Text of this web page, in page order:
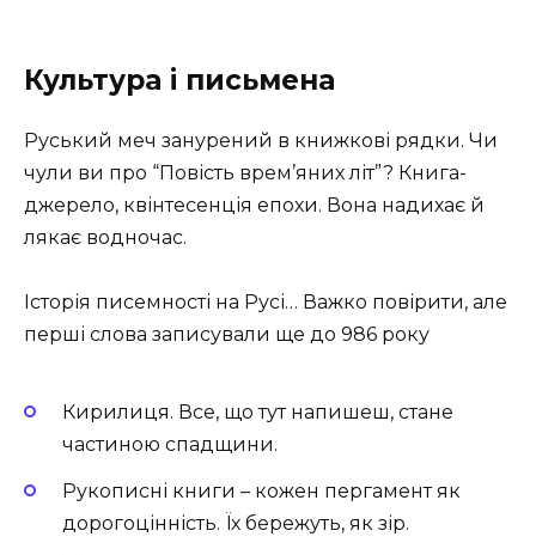
Культура і письмена
Руський меч занурений в книжкові рядки. Чи
чули ви про “Повість врем’яних літ”? Книга-
джерело, квінтесенція епохи. Вона надихає й
лякає водночас.
Історія писемності на Русі… Важко повірити, але
перші слова записували ще до 986 року
Кирилиця. Все, що тут напишеш, стане
частиною спадщини.
Рукописні книги – кожен пергамент як
дорогоцінність. Їх бережуть, як зір.